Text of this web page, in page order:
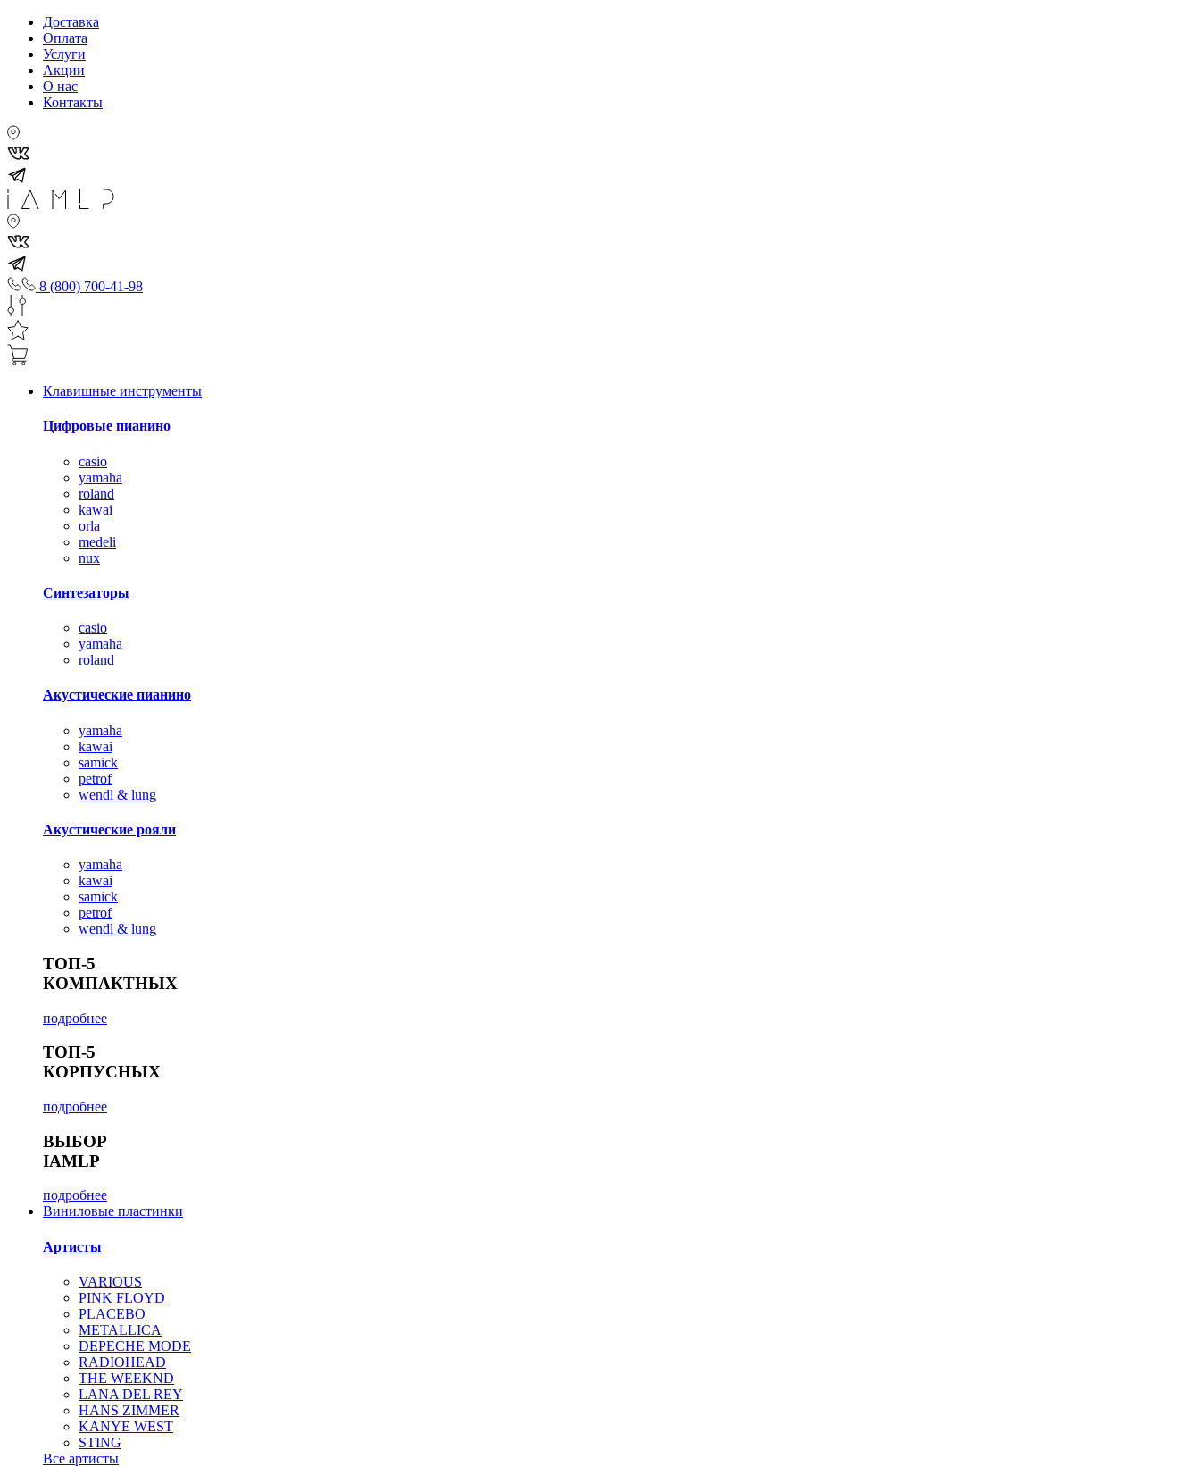
Доставка
Оплата
Услуги
Акции
О нас
Контакты
8 (800) 700-41-98
Клавишные инструменты
Цифровые пианино
casio
yamaha
roland
kawai
orla
medeli
nux
Синтезаторы
casio
yamaha
roland
Акустические пианино
yamaha
kawai
samick
petrof
wendl & lung
Акустические рояли
yamaha
kawai
samick
petrof
wendl & lung
ТОП-5
КОМПАКТНЫХ
подробнее
ТОП-5
КОРПУСНЫХ
подробнее
ВЫБОР
IAMLP
подробнее
Виниловые пластинки
Артисты
VARIOUS
PINK FLOYD
PLACEBO
METALLICA
DEPECHE MODE
RADIOHEAD
THE WEEKND
LANA DEL REY
HANS ZIMMER
KANYE WEST
STING
Все артисты